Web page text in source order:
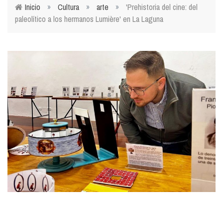
Usted está aquí
Inicio » Cultura » arte »
'Prehistoria del cine: del
paleolítico a los hermanos Lumière' en La Laguna